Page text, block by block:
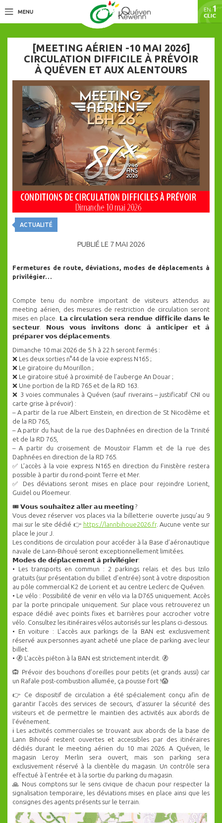
[MEETING AÉRIEN -10 MAI 2026]
CIRCULATION DIFFICILE À PRÉVOIR
À QUÉVEN ET AUX ALENTOURS
ACTUALITÉ
PUBLIÉ LE 7 MAI 2026
Fermetures de route, déviations, modes de déplacements à
privilégier…
Compte tenu du nombre important de visiteurs attendus au
meeting aérien, des mesures de restriction de circulation seront
mises en place. 𝗟𝗮 𝗰𝗶𝗿𝗰𝘂𝗹𝗮𝘁𝗶𝗼𝗻 𝘀𝗲𝗿𝗮 𝗿𝗲𝗻𝗱𝘂𝗲 𝗱𝗶𝗳𝗳𝗶𝗰𝗶𝗹𝗲 𝗱𝗮𝗻𝘀 𝗹𝗲
𝘀𝗲𝗰𝘁𝗲𝘂𝗿. 𝗡𝗼𝘂𝘀 𝘃𝗼𝘂𝘀 𝗶𝗻𝘃𝗶𝘁𝗼𝗻𝘀 𝗱𝗼𝗻𝗰 𝗮̀ 𝗮𝗻𝘁𝗶𝗰𝗶𝗽𝗲𝗿 𝗲𝘁 𝗮̀
𝗽𝗿𝗲́𝗽𝗮𝗿𝗲𝗿 𝘃𝗼𝘀 𝗱𝗲́𝗽𝗹𝗮𝗰𝗲𝗺𝗲𝗻𝘁𝘀.
Dimanche 10 mai 2026 de 5 h à 22 h seront fermés :
❌ Les deux sorties n°44 de la voie express N165 ;
❌ Le giratoire du Mourillon ;
❌ Le giratoire situé à proximité de l’auberge An Douar ;
❌ Une portion de la RD 765 et de la RD 163.
❌ 3 voies communales à Quéven (sauf riverains – justificatif CNI ou
carte grise à prévoir) :
– A partir de la rue Albert Einstein, en direction de St Nicodème et
de la RD 765,
– A partir du haut de la rue des Daphnées en direction de la Trinité
et de la RD 765,
– A partir du croisement de Moustoir Flamm et de la rue des
Daphnées en direction de la RD 765.
✅ L’accès à la voie express N165 en direction du Finistère restera
possible à partir du rond-point Terre et Mer.
✅ Des déviations seront mises en place pour rejoindre Lorient,
Guidel ou Ploemeur.
🎟️ 𝗩𝗼𝘂𝘀 𝘀𝗼𝘂𝗵𝗮𝗶𝘁𝗲𝘇 𝗮𝗹𝗹𝗲𝗿 𝗮𝘂 𝗺𝗲𝗲𝘁𝗶𝗻𝗴 ?
Vous devez réserver vos places via la billetterie ouverte jusqu’au 9
mai sur le site dédié 👉 https://lannbihoue2026.fr. Aucune vente sur
place le jour J.
Les conditions de circulation pour accéder à la Base d’aéronautique
navale de Lann-Bihoué seront exceptionnellement limitées.
𝗠𝗼𝗱𝗲𝘀 𝗱𝗲 𝗱𝗲́𝗽𝗹𝗮𝗰𝗲𝗺𝗲𝗻𝘁 𝗮̀ 𝗽𝗿𝗶𝘃𝗶𝗹𝗲́𝗴𝗶𝗲𝗿:
• Les transports en commun : 2 parkings relais et des bus Izilo
gratuits (sur présentation du billet d’entrée) sont à votre disposition
au pôle commercial K2 de Lorient et au centre Leclerc de Quéven.
• Le vélo : Possibilité de venir en vélo via la D765 uniquement. Accès
par la porte principale uniquement. Sur place vous retrouverez un
espace dédié avec points fixes et barrières pour accrocher votre
vélo. Consultez les itinéraires vélos autorisés sur les plans ci-dessous.
• En voiture : L’accès aux parkings de la BAN est exclusivement
réservé aux personnes ayant acheté une place de parking avec leur
billet.
• 🚷 L’accès piéton à la BAN est strictement interdit. 🚷
🙉 Prévoir des bouchons d’oreilles pour petits (et grands aussi) car
un Rafale post-combustion allumée, ça pousse fort !😱
👉 Ce dispositif de circulation a été spécialement conçu afin de
garantir l’accès des services de secours, d’assurer la sécurité des
visiteurs et de permettre le maintien des activités aux abords de
l’événement.
ℹ️ Les activités commerciales se trouvant aux abords de la base de
Lann Bihoué restent ouvertes et accessibles par des itinéraires
dédiés durant le meeting aérien du 10 mai 2026. A Quéven, le
magasin Leroy Merlin sera ouvert, mais son parking sera
exclusivement réservé à la clientèle du magasin. Un contrôle sera
effectué à l’entrée et à la sortie du parking du magasin.
🙏 Nous comptons sur le sens civique de chacun pour respecter la
signalisation temporaire, les déviations mises en place ainsi que les
consignes des agents présents sur le terrain.